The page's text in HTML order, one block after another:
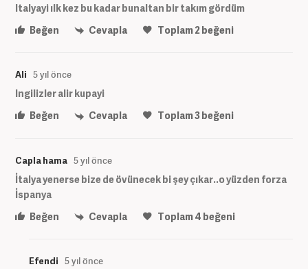
Italyayi ılk kez bu kadar bunaltan bir takım gördüm
Beğen
Cevapla Toplam2beğeni
Ali 5 yıl önce
Ingilizler alir kupayi
Beğen
Cevapla Toplam3beğeni
Capla hama 5 yıl önce
İtalya yenerse bize de övünecek bi şey çıkar..o yüzden forza
İspanya
Beğen
Cevapla Toplam4 beğeni
Efendi 5 yıl önce